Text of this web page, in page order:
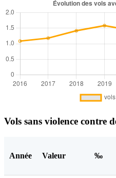
Vols sans violence contre
Année Valeur ‰